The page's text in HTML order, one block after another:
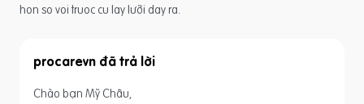
hon so voi truoc cu lay lưỡi day ra.
procarevn
Chào bạn Mỹ Châu,